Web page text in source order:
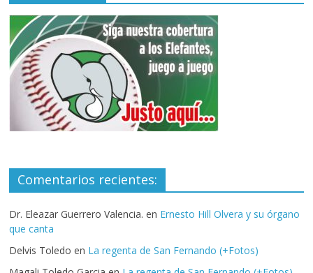
Comentarios recientes:
Dr. Eleazar Guerrero Valencia. en Ernesto Hill Olvera y su órgano
que canta
Delvis Toledo en La regenta de San Fernando (+Fotos)